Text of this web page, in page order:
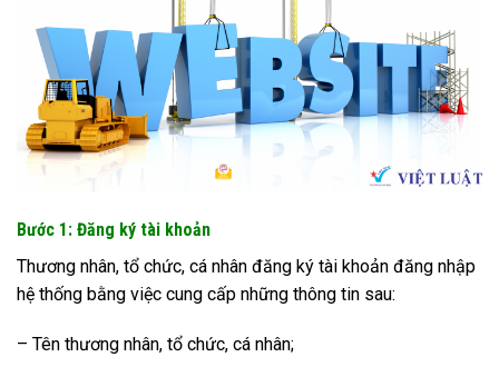
Bước 1: Đăng ký tài khoản
Thương nhân, tổ chức, cá nhân đăng ký tài khoản đăng nhập
hệ thống bằng việc cung cấp những thông tin sau:
– Tên thương nhân, tổ chức, cá nhân;